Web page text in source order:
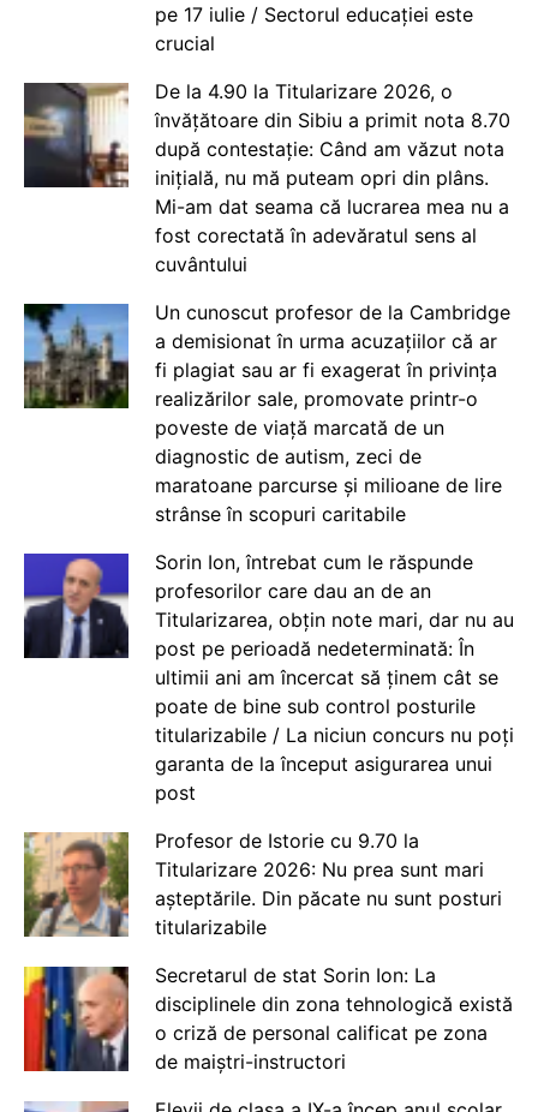
pe 17 iulie / Sectorul educației este
crucial
De la 4.90 la Titularizare 2026, o
învățătoare din Sibiu a primit nota 8.70
după contestație: Când am văzut nota
inițială, nu mă puteam opri din plâns.
Mi-am dat seama că lucrarea mea nu a
fost corectată în adevăratul sens al
cuvântului
Un cunoscut profesor de la Cambridge
a demisionat în urma acuzațiilor că ar
fi plagiat sau ar fi exagerat în privința
realizărilor sale, promovate printr-o
poveste de viață marcată de un
diagnostic de autism, zeci de
maratoane parcurse și milioane de lire
strânse în scopuri caritabile
Sorin Ion, întrebat cum le răspunde
profesorilor care dau an de an
Titularizarea, obțin note mari, dar nu au
post pe perioadă nedeterminată: În
ultimii ani am încercat să ținem cât se
poate de bine sub control posturile
titularizabile / La niciun concurs nu poți
garanta de la început asigurarea unui
post
Profesor de Istorie cu 9.70 la
Titularizare 2026: Nu prea sunt mari
așteptările. Din păcate nu sunt posturi
titularizabile
Secretarul de stat Sorin Ion: La
disciplinele din zona tehnologică există
o criză de personal calificat pe zona
de maiștri-instructori